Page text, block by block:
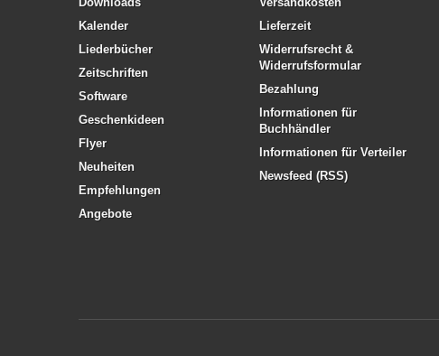
Kalender
Liederbücher
Zeitschriften
Software
Geschenkideen
Flyer
Neuheiten
Empfehlungen
Angebote
Lieferzeit
Widerrufsrecht &
Widerrufsformular
Bezahlung
Informationen für
Buchhändler
Informationen für Verteiler
Newsfeed (RSS)